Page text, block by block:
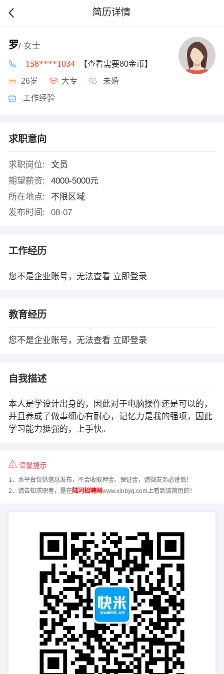
简历详情
罗/ 女士
158****1034 【查看需要80金币】
26岁 大专 未婚
工作经验
求职意向
求职岗位:
文员
期望薪资:
4000-5000元
所在地点:
不限区域
发布时间:
08-07
工作经历
您不是企业账号，无法查看 立即登录
教育经历
您不是企业账号，无法查看 立即登录
自我描述
本人是学设计出身的，因此对于电脑操作还是可以的，
并且养成了做事细心有耐心，记忆力是我的强项，因此
学习能力挺强的，上手快。
温馨提示
1、本平台仅供信息发布，不会收取押金、保证金，请微友务必谨慎！
2、请告知求职者，是在陆河招聘网www.xinbyq.com上看到该简历的！